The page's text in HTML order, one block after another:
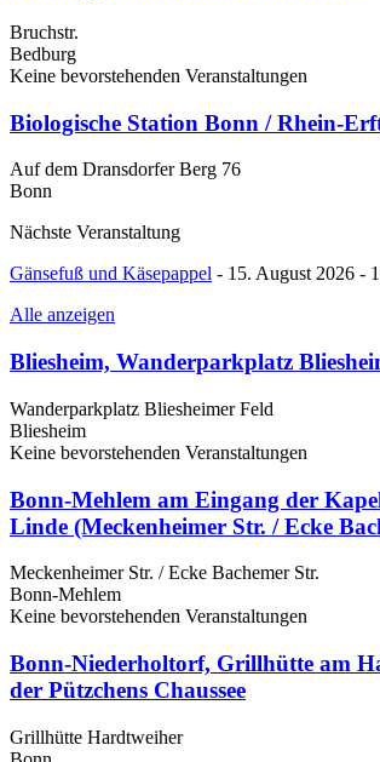
Bruchstr.
Bedburg
Keine bevorstehenden Veranstaltungen
Biologische Station Bonn / Rhein-
Auf dem Dransdorfer Berg 76
Bonn
Nächste Veranstaltung
Gänsefuß und Käsepappel - 15. August 2026 -
Alle anzeigen
Bliesheim, Wanderparkplatz
Wanderparkplatz Bliesheimer Feld
Bliesheim
Keine bevorstehenden Veranstaltungen
Bonn-Mehlem am Eingang der
Linde (Meckenheimer Str. / Ecke
Meckenheimer Str. / Ecke Bachemer Str.
Bonn-Mehlem
Keine bevorstehenden Veranstaltungen
Bonn-Niederholtorf, Grillhütte am
der Pützchens Chaussee
Grillhütte Hardtweiher